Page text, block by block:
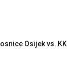
Osijek vs. KK